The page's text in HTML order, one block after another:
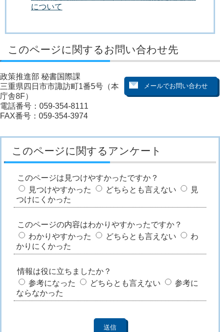
について
このページに関するお問い合わせ先
政策推進部 秘書国際課
三重県四日市市諏訪町1番5号（本
庁舎8F）
電話番号：059-354-8111
FAX番号：059-354-3974
このページに関するアンケート
このページは見つけやすかったですか？
見つけやすかった
どちらとも言えない
見
つけにくかった
このページの内容はわかりやすかったですか？
わかりやすかった
どちらとも言えない
わ
かりにくかった
情報は役に立ちましたか？
参考になった
どちらとも言えない
参考に
ならなかった